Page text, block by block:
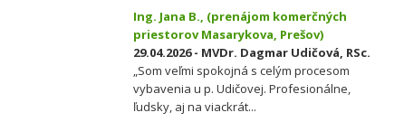
Ing. Jana B., (prenájom komerčných
priestorov Masarykova, Prešov)
29.04.2026 - MVDr. Dagmar Udičová, RSc.
„Som veľmi spokojná s celým procesom
vybavenia u p. Udičovej. Profesionálne,
ľudsky, aj na viackrát...